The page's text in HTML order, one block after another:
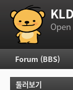
부 메뉴
주 메뉴
Forum (BBS)
둘러보기